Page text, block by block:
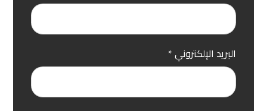
البريد الإلكتروني*